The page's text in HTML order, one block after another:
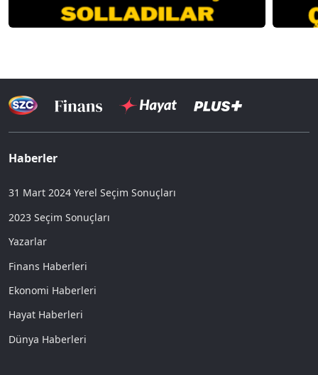
Haberler
31 Mart 2024 Yerel Seçim Sonuçları
2023 Seçim Sonuçları
Yazarlar
Finans Haberleri
Ekonomi Haberleri
Hayat Haberleri
Dünya Haberleri